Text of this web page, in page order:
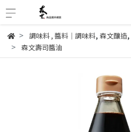
調味料, 醬料│調味料, 森文釀造,
森文壽司醬油